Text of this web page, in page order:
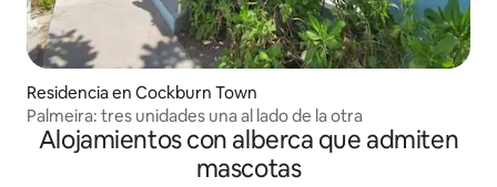
Residencia en Cockburn Town
Palmeira: tres unidades una al lado de la otra
Alojamientos con alberca que admiten
mascotas